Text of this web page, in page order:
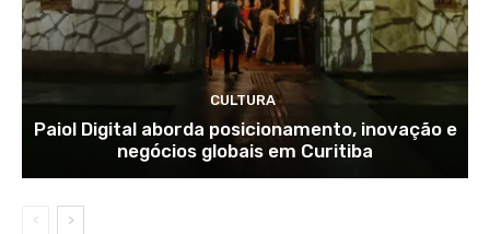
CULTURA
Paiol Digital aborda posicionamento, inovação e
negócios globais em Curitiba